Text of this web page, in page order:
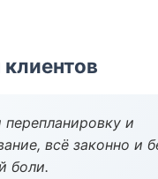
перепланировку и
всё законно и
боли.